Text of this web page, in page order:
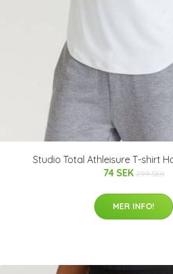
Studio Total Athleisure T-shirt
74 SEK 299 SEK
MER INFO!